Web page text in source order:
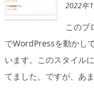
2022年
このブ
でWordPressを動かし
います。このスタイル
てました。ですが、あ